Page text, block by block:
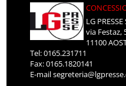
LG PRESSE
via Festaz,
11100
Tel: 0165.231711
Fax: 0165.1820141
E-mail